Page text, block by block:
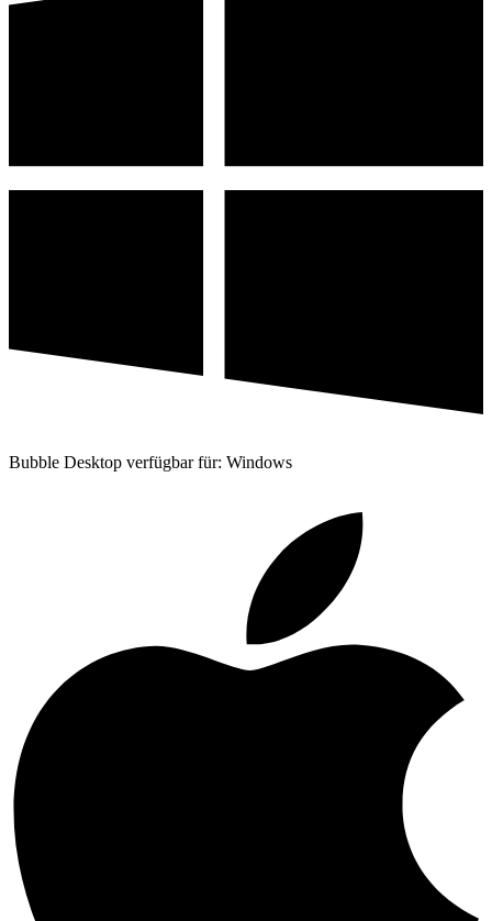
Bubble Desktop verfügbar für: Windows